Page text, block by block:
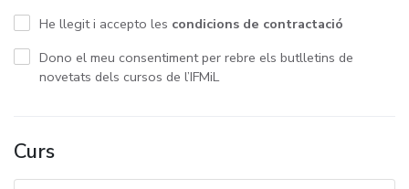
He llegit i accepto les condicions de contractació
Dono el meu consentiment per rebre els butlletins de
novetats dels cursos de l’IFMiL
Curs